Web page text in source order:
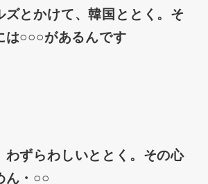
ズとかけて、韓国ととく。そ
は○○○があるんです
わずらわしいととく。その心
ん・○○